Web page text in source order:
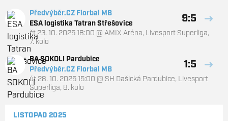
Předvýběr.CZ Florbal MB
ESA logistika Tatran Střešovice
9:5
čt 23. 10. 2025 18:00 @ AMIX Aréna, Livesport Superliga,
7. kolo
BA SOKOLI Pardubice
Předvýběr.CZ Florbal MB
1:5
út 28. 10. 2025 15:00 @ SH Dašická Pardubice, Livesport
Superliga, 8. kolo
LISTOPAD 2025